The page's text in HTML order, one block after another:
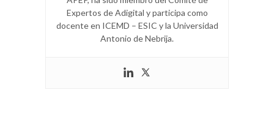
Expertos de Adigital y participa como
docente en ICEMD – ESIC y la Universidad
Antonio de Nebrija.